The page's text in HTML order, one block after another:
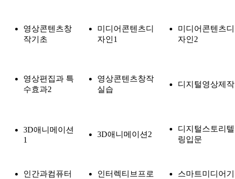
영상콘텐츠창
작기초
미디어콘텐츠디
자인1
미디어콘텐츠디
자인2
영상편집과 특
수효과2
영상콘텐츠창작
실습
디지털영상제작
3D애니메이션
1
3D애니메이션2
디지털스토리텔
링입문
인간과컴퓨터
인터렉티브프로
스마트미디어기